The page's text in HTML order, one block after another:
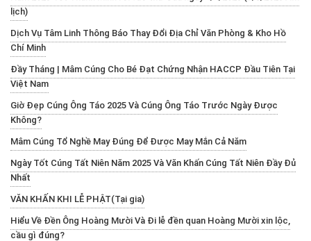
lịch)
Dịch Vụ Tâm Linh Thông Báo Thay Đổi Địa Chỉ Văn Phòng & Kho Hồ
Chí Minh
Đầy Tháng | Mâm Cúng Cho Bé Đạt Chứng Nhận HACCP Đầu Tiên Tại
Việt Nam
Giờ Đẹp Cúng Ông Táo 2025 Và Cúng Ông Táo Trước Ngày Được
Không?
Mâm Cúng Tổ Nghề May Đúng Để Được May Mắn Cả Năm
Ngày Tốt Cúng Tất Niên Năm 2025 Và Văn Khấn Cúng Tất Niên Đầy Đủ
Nhất
VĂN KHẤN KHI LỄ PHẬT(Tại gia)
Hiểu Về Đền Ông Hoàng Mười Và Đi lễ đền quan Hoàng Mười xin lộc,
cầu gì đúng?